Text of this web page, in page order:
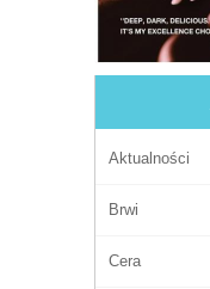
Aktualności
Brwi
Cera